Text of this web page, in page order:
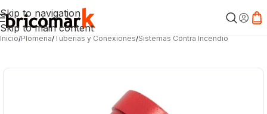
Skip to navigation
Skip to main content
Inicio/Plomería/Tuberías y Conexiones/Sistemas Contra Incendio